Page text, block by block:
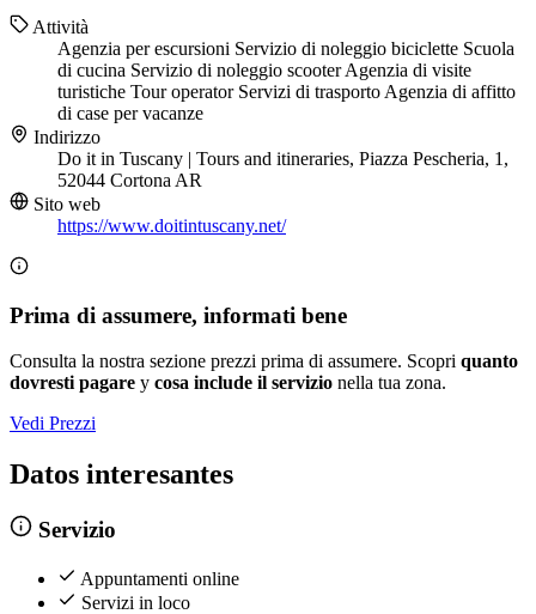
Attività
Agenzia per escursioni Servizio di noleggio biciclette Scuola
di cucina Servizio di noleggio scooterAgenzia di visite
turistiche Tour operator Servizi di trasporto Agenzia di affitto
di case per vacanze
Indirizzo
Do it in Tuscany | Tours and itineraries, Piazza Pescheria, 1,
52044 Cortona AR
Sito web
https://www.doitintuscany.net/
Prima di assumere, informati bene
Consulta la nostra sezione prezzi prima di assumere. Scopri quanto
dovresti pagare y cosa include il servizio nella tua zona.
Vedi Prezzi
Datos interesantes
Servizio
Appuntamenti online
Servizi in loco